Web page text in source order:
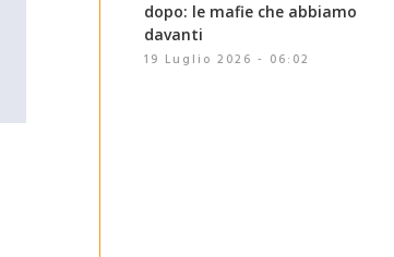
dopo: le mafie che abbiamo
davanti
19 Luglio 2026 - 06:02